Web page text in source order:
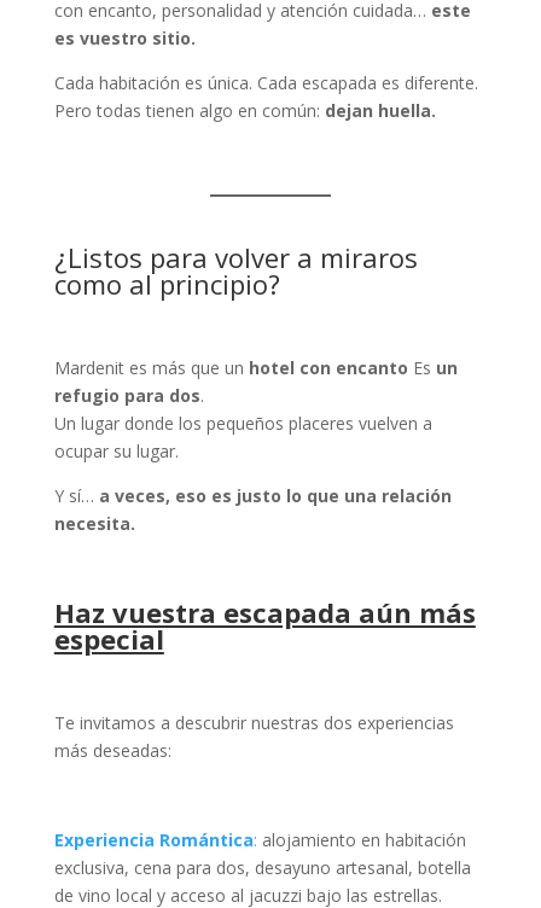
con encanto, personalidad y atención cuidada… este
es vuestro sitio.
Cada habitación es única. Cada escapada es diferente.
Pero todas tienen algo en común: dejan huella.
¿Listos para volver a miraros
como al principio?
Mardenit es más que un hotel con encanto Es un
refugio para dos.
Un lugar donde los pequeños placeres vuelven a
ocupar su lugar.
Y sí… a veces, eso es justo lo que una relación
necesita.
Haz vuestra escapada aún más
especial
Te invitamos a descubrir nuestras dos experiencias
más deseadas:
Experiencia Romántica: alojamiento en habitación
exclusiva, cena para dos, desayuno artesanal, botella
de vino local y acceso al jacuzzi bajo las estrellas.